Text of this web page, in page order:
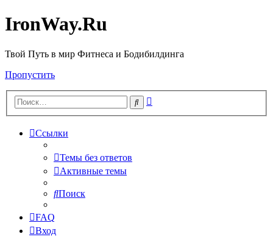
IronWay.Ru
Твой Путь в мир Фитнеса и Бодибилдинга
Пропустить
Поиск
Ссылки
Темы без ответов
Активные темы
Поиск
FAQ
Вход